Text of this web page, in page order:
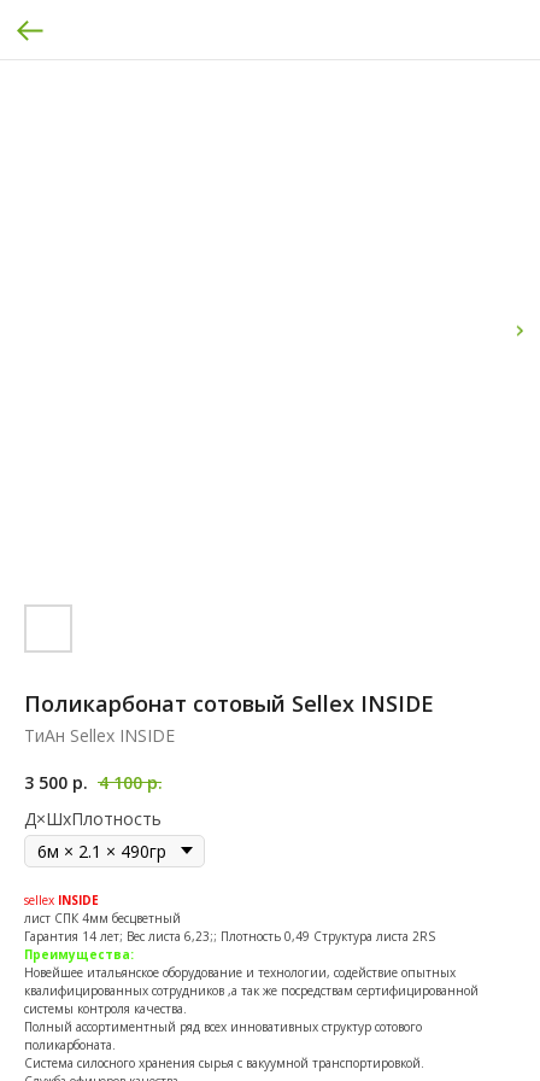
Поликарбонат сотовый Sellex INSIDE
ТиАн Sellex INSIDE
3 500 р. 4 100 р.
Д×ШхПлотность
sellex INSIDE
лист СПК 4мм бесцветный
Гарантия 14 лет; Вес листа 6,23;; Плотность 0,49 Структура листа 2RS
Преимущества:
Новейшее итальянское оборудование и технологии, содействие опытных
квалифицированных сотрудников ,а так же посредствам сертифицированной
системы контроля качества.
Полный ассортиментный ряд всех инновативных структур сотового
поликарбоната.
Система силосного хранения сырья с вакуумной транспортировкой.